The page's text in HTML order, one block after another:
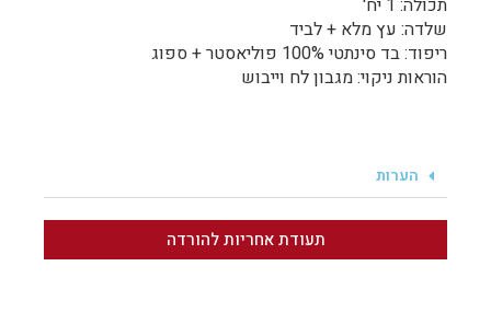
שלדה: עץ מלא + לביד
ריפוד: בד סינתטי 100% פוליאסטר + ספוג
הוראות ניקוי: מגבון לח וייבוש
הערות
תעודת אחריות להורדה